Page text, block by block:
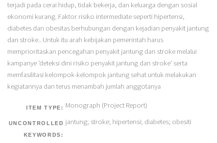
terjadi pada cerai hidup, tidak bekerja, dan keluarga dengan sosial
ekonomi kurang. Faktor risiko intermediate seperti hipertensi,
diabetes dan obesitas berhubungan dengan kejadian penyakit jantung
dan stroke.. Untuk itu arah kebijakan pemerintah harus
memprioritaskan pencegahan penyakit jantung dan stroke melalui
kampanye 'deteksi dini risiko penyakit jantung dan stroke' serta
memfasilitasi kelompok-kelompok jantung sehat untuk melakukan
kegiatannya dan terus menambah jumlah anggotanya
ITEM TYPE: Monograph (Project Report)
UNCONTROLLED
KEYWORDS:
jantung; stroke; hipertensi; diabetes; obesiti